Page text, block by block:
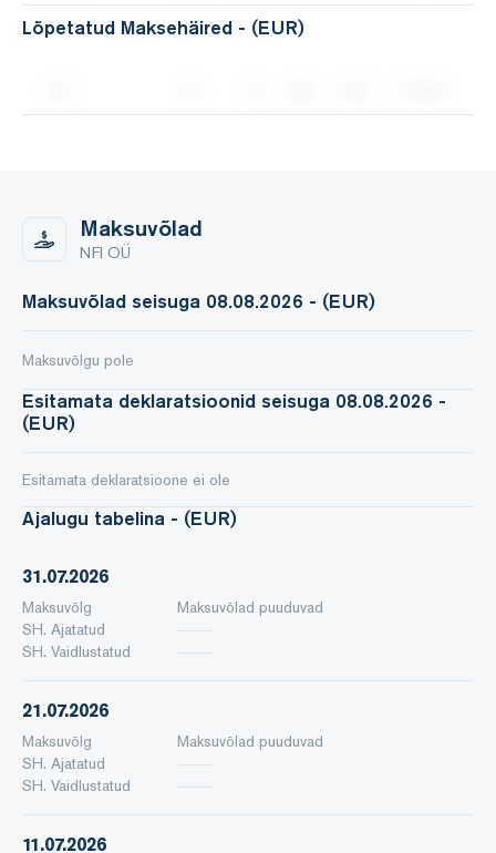
Lõpetatud Maksehäired - (EUR)
Maksuvõlad
NFI OÜ
Maksuvõlad seisuga 08.08.2026 - (EUR)
Maksuvõlgu pole
Esitamata deklaratsioonid seisuga 08.08.2026 -
(EUR)
Esitamata deklaratsioone ei ole
Ajalugu tabelina - (EUR)
31.07.2026
Maksuvõlg
Maksuvõlad puuduvad
SH. Ajatatud
SH. Vaidlustatud
21.07.2026
Maksuvõlg
Maksuvõlad puuduvad
SH. Ajatatud
SH. Vaidlustatud
11.07.2026